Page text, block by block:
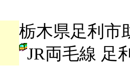
栃木県足利市
JR両毛線 足